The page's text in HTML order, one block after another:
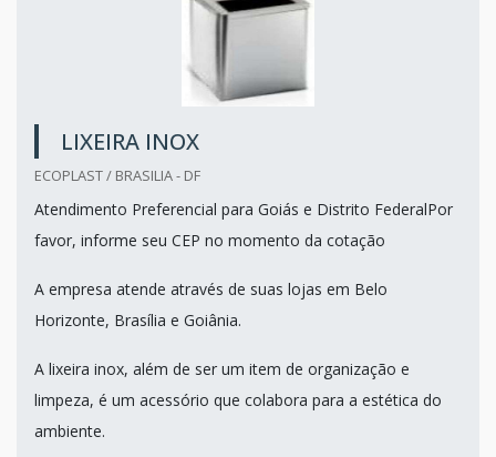
LIXEIRA INOX
ECOPLAST / BRASILIA - DF
Atendimento Preferencial para Goiás e Distrito FederalPor
favor, informe seu CEP no momento da cotação
A empresa atende através de suas lojas em Belo
Horizonte, Brasília e Goiânia.
A lixeira inox, além de ser um item de organização e
limpeza, é um acessório que colabora para a estética do
ambiente.